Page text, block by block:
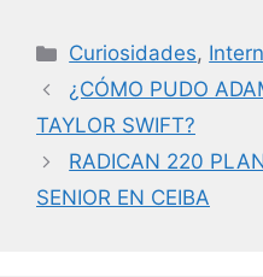
c
e
b
o
o
itt
er
k
e
dI
n
ai
l
Categorías
Curiosidades,
¿CÓMO PUDO
TAYLOR SWIFT?
RADICAN 220
SENIOR EN CEIBA